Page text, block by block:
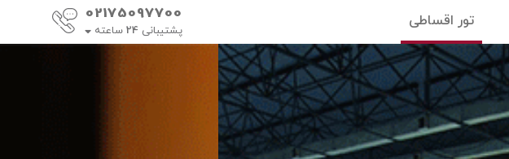
تور اقساطی 02175097700
پشتیبانی 24 ساعته